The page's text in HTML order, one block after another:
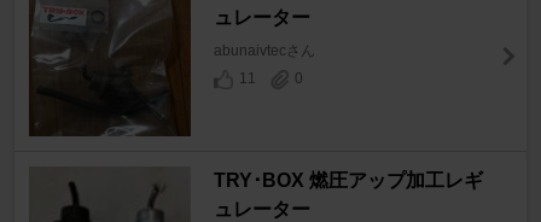
ュレーター
abunaivtecさん
11
0
TRY･BOX 燃圧アップ加工レギ
ュレーター